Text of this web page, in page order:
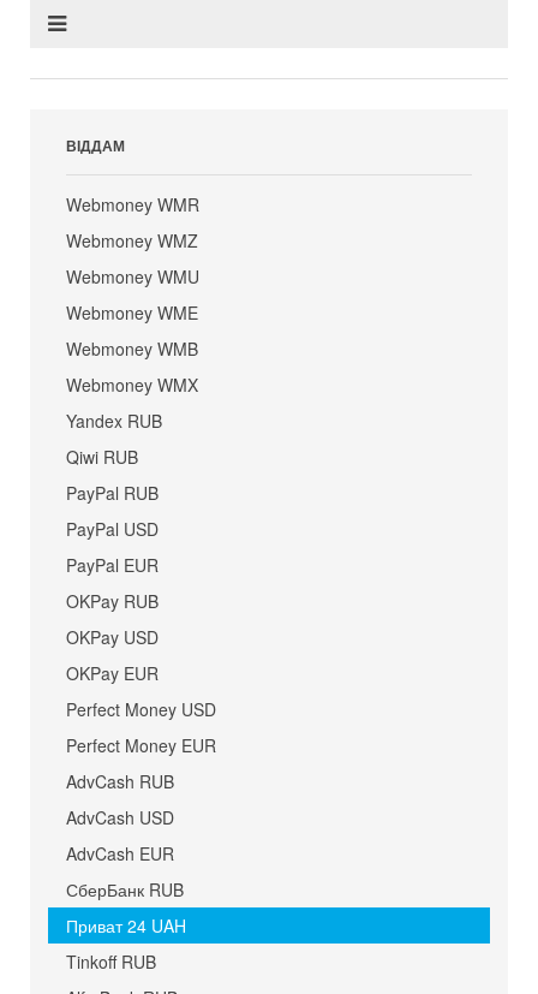
ВІДДАМ
Webmoney WMR
Webmoney WMZ
Webmoney WMU
Webmoney WME
Webmoney WMB
Webmoney WMX
Yandex RUB
Qiwi RUB
PayPal RUB
PayPal USD
PayPal EUR
OKPay RUB
OKPay USD
OKPay EUR
Perfect Money USD
Perfect Money EUR
AdvCash RUB
AdvCash USD
AdvCash EUR
СберБанк RUB
Приват 24 UAH
Tinkoff RUB